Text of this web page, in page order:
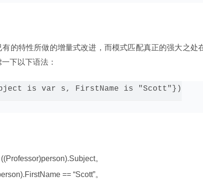
的特性所做的增量式改进，而模式匹配真正的强大之处
下以下语法：
is var s, FirstName is "Scott"})
。
== “Scott”。